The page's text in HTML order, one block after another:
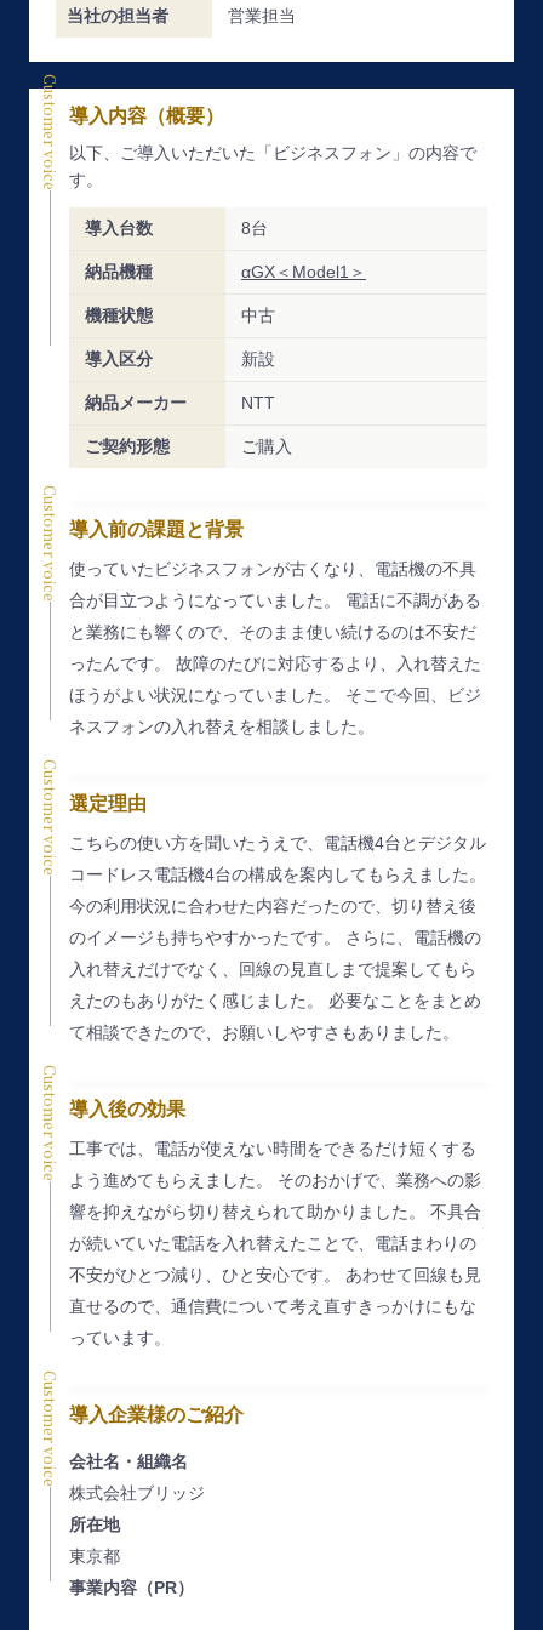
当社の担当者 営業担当
Customer voice 導入内容（概要）
以下、ご導入いただいた「ビジネスフォン」の内容で
す。
導入台数 8台
納品機種 αGX＜Model1＞
機種状態 中古
導入区分 新設
納品メーカー NTT
ご契約形態 ご購入
Customer voice 導入前の課題と背景
使っていたビジネスフォンが古くなり、電話機の不具
合が目立つようになっていました。
電話に不調がある
と業務にも響くので、そのまま使い続けるのは不安だ
ったんです。
故障のたびに対応するより、入れ替えた
ほうがよい状況になっていました。
そこで今回、ビジ
ネスフォンの入れ替えを相談しました。
Customer voice 選定理由
こちらの使い方を聞いたうえで、電話機4台とデジタル
コードレス電話機4台の構成を案内してもらえました。
今の利用状況に合わせた内容だったので、切り替え後
のイメージも持ちやすかったです。
さらに、電話機の
入れ替えだけでなく、回線の見直しまで提案してもら
えたのもありがたく感じました。
必要なことをまとめ
て相談できたので、お願いしやすさもありました。
Customer voice 導入後の効果
工事では、電話が使えない時間をできるだけ短くする
よう進めてもらえました。
そのおかげで、業務への影
響を抑えながら切り替えられて助かりました。
不具合
が続いていた電話を入れ替えたことで、電話まわりの
不安がひとつ減り、ひと安心です。
あわせて回線も見
直せるので、通信費について考え直すきっかけにもな
っています。
Customer voice 導入企業様のご紹介
会社名・組織名
株式会社ブリッジ
所在地
東京都
事業内容（PR）